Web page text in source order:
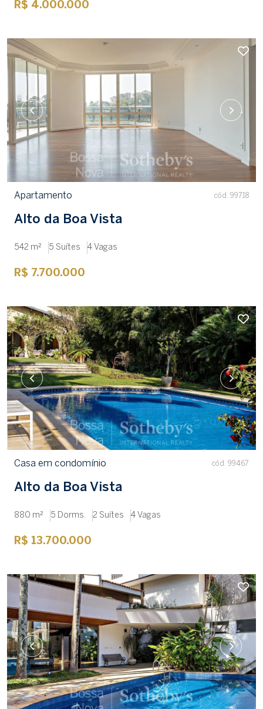
R$ 4.000.000
Apartamento cód. 99718
Alto da Boa Vista
542 m² 5 Suítes 4 Vagas
R$ 7.700.000
Casa em condomínio cód. 99467
Alto da Boa Vista
880 m² 5 Dorms. 2 Suítes 4 Vagas
R$ 13.700.000